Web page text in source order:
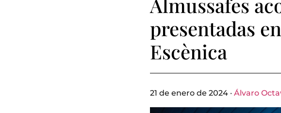
presentadas
Escènica
21 de enero de 2024 · Álvaro